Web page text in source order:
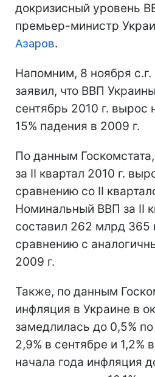
докризисный уровень
премьер-министр
Азаров.
Напомним, 8 ноября с.г.
заявил, что ВВП
сентябрь 2010 г. вырос
15% падения в 2009 г.
По данным
за II квартал 2010 г.
сравнению со II
Номинальный ВВП за II
составил 262 млрд 365
сравнению с
2009 г.
Также, по данным
инфляция в Украине в
замедлилась до 0,5%
2,9% в сентябре и 1,2%
начала года инфляция